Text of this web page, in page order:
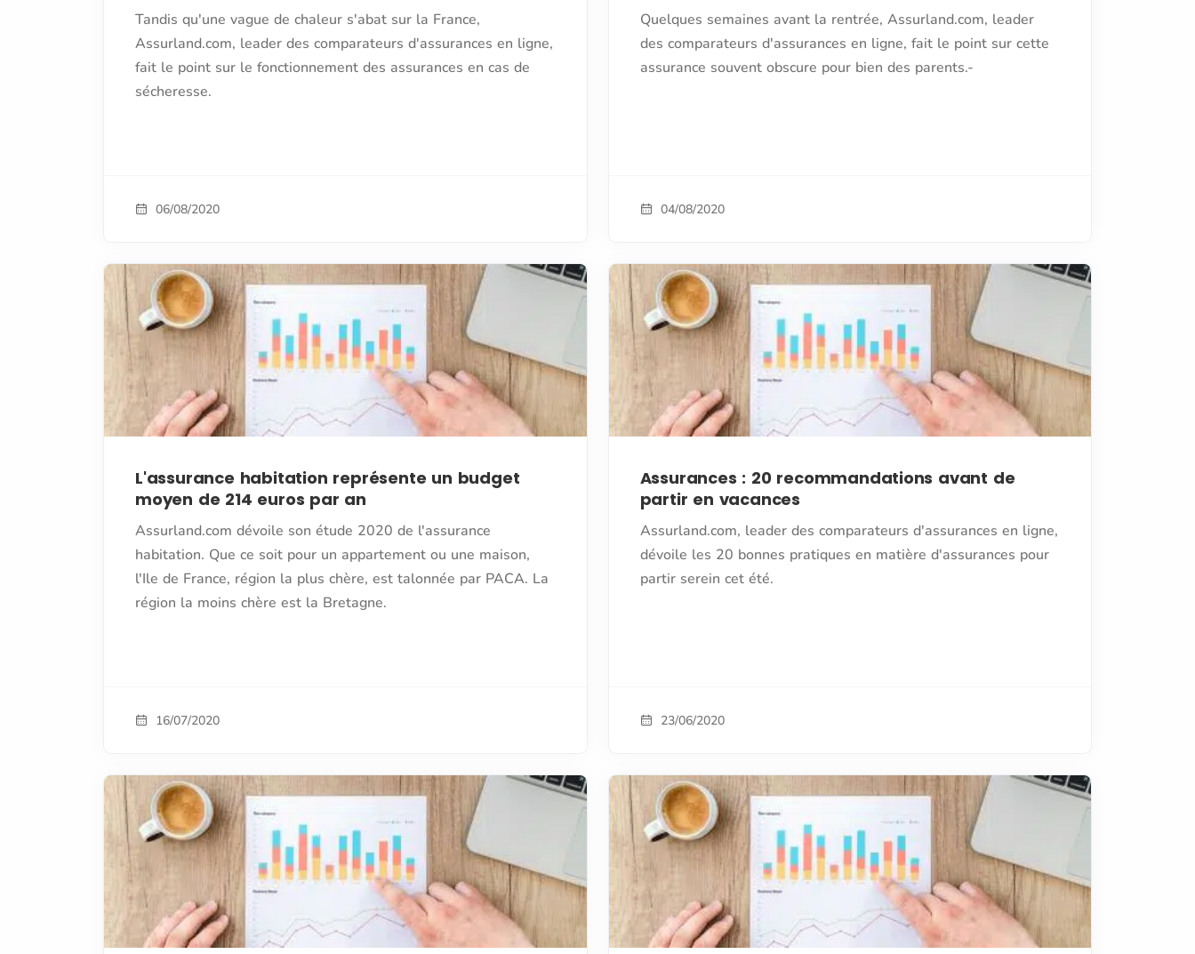
Tandis qu'une vague de chaleur s'abat sur la France,
Assurland.com, leader des comparateurs d'assurances en ligne,
fait le point sur le fonctionnement des assurances en cas de
sécheresse.
06/08/2020
Quelques semaines avant la rentrée, Assurland.com, leader
des comparateurs d'assurances en ligne, fait le point sur cette
assurance souvent obscure pour bien des parents.-
04/08/2020
L'assurance habitation représente un budget
moyen de 214 euros par an
Assurland.com dévoile son étude 2020 de l'assurance
habitation. Que ce soit pour un appartement ou une maison,
l'Ile de France, région la plus chère, est talonnée par PACA. La
région la moins chère est la Bretagne.
16/07/2020
Assurances : 20 recommandations avant de
partir en vacances
Assurland.com, leader des comparateurs d'assurances en ligne,
dévoile les 20 bonnes pratiques en matière d'assurances pour
partir serein cet été.
23/06/2020